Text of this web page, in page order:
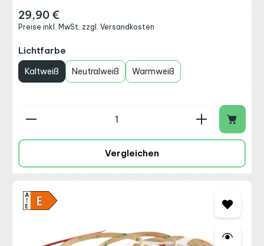
Regulärer Preis:
29,90 €
Preise inkl. MwSt. zzgl. Versandkosten
Lichtfarbe
Kaltweiß Neutralweiß Warmweiß
Produkt Anzahl: Gib den gewünschten Wert
Vergleichen